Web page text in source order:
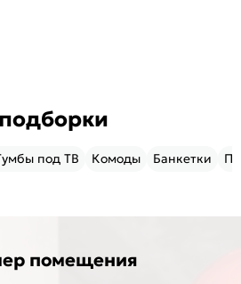
под ТВ Комоды Банкетки
помещения